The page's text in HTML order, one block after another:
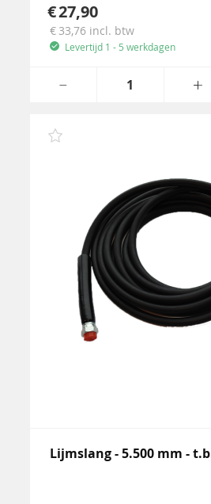
27,90
33,76 incl. btw
Levertijd 1 - 5 werkdagen
Lijmslang - 5.500 mm -